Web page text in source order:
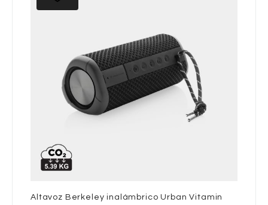
Altavoz Berkeley inalámbrico Urban Vitamin